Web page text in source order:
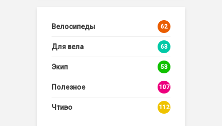
Велосипеды 62
Для вела 63
Экип 53
Полезное 107
Чтиво 112